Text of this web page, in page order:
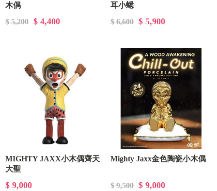
木偶
$ 5,200
$ 4,400
耳小蟋
$ 6,600
$ 5,900
MIGHTY JAXX小木偶齊天
大聖
$ 9,000
Mighty Jaxx金色陶瓷小木偶
$ 9,500 $ 9,000